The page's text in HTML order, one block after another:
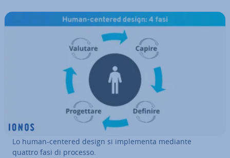
Lo human-centered design si im­ple­men­ta mediante
quattro fasi di processo.